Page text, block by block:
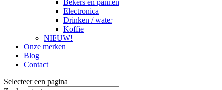
Bekers en pannen
Electronica
Drinken / water
Koffie
NIEUW!
Onze merken
Blog
Contact
Selecteer een pagina